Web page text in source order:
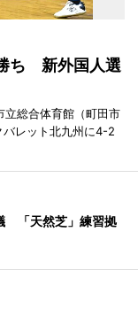
ち 新外国人選
立総合体育館（町田市
バレット北九州に4-2
「天然芝」練習拠